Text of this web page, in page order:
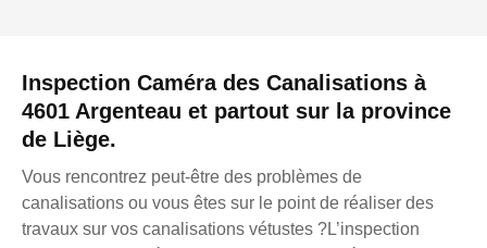
Inspection Caméra des Canalisations à
4601 Argenteau et partout sur la province
de Liège.
Vous rencontrez peut-être des problèmes de
canalisations ou vous êtes sur le point de réaliser des
travaux sur vos canalisations vétustes ?L’inspection